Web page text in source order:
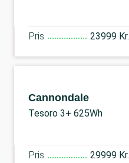
Pris 23999 Kr.
Cannondale
Tesoro 3+ 625Wh
Pris 29999 Kr.